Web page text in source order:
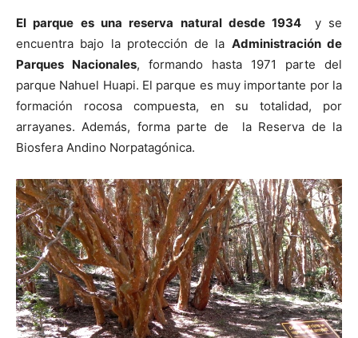
El parque es una reserva natural desde 1934 y se
encuentra bajo la protección de la Administración de
Parques Nacionales, formando hasta 1971 parte del
parque Nahuel Huapi. El parque es muy importante por la
formación rocosa compuesta, en su totalidad, por
arrayanes. Además, forma parte de la Reserva de la
Biosfera Andino Norpatagónica.